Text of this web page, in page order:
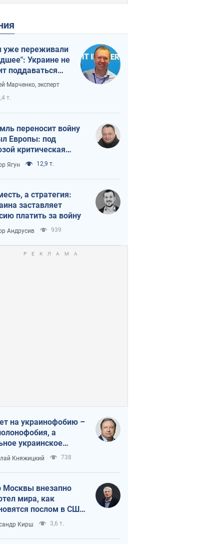
переживали
Украине не
поддаваться
из-за
Марченко, эксперт
т.
переносит войну
Европы: под
критическая
Ягун 12,9 т.
а стратегия:
заставляет
платить за войну
Андрусив 939
на украинофобию –
а
украинское
Княжицкий 738
Москвы внезапно
мира, как
послом в США
украинские топ-
Кирш 3,6 т.